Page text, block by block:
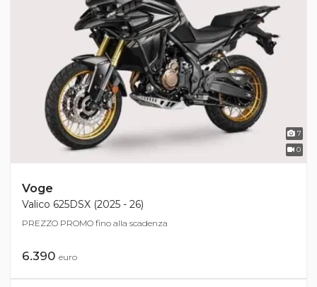
7
0
Voge
Valico 625DSX (2025 - 26)
PREZZO PROMO fino alla scadenza
6.390 euro